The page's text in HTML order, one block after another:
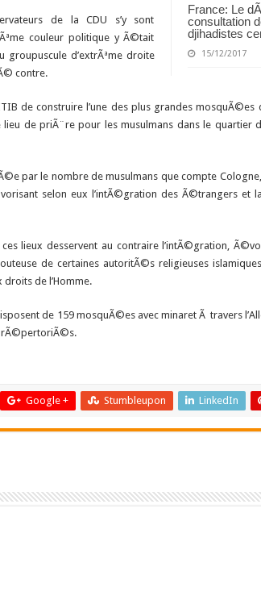
France: Le
consultation
djihadistes
15/12/2017
de la CDU s’y sont
couleur politique y Ã©tait
d’extrÃªme droite
contre.
de construire l’une des plus grandes
de priÃ¨re pour les musulmans dans le quartier
par le nombre de musulmans que compte
selon eux l’intÃ©gration des Ã©trangers et
lieux desservent au contraire l’intÃ©gration,
de certaines autoritÃ©s religieuses
de l’Homme.
de 159 mosquÃ©es avec minaret Ã travers
rÃ©pertoriÃ©s.
Google + Stumbleupon LinkedIn